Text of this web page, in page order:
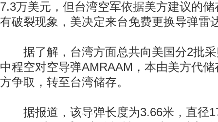
7.3万美元，但台湾空军依据美方建议的
有破裂现象，美决定来台免费更换导弹雷
据了解，台湾方面总共向美国分2批采
中程空对空导弹AMRAAM，本由美方代
方争取，转至台湾储存。
据报道，该导弹长度为3.66米，直径